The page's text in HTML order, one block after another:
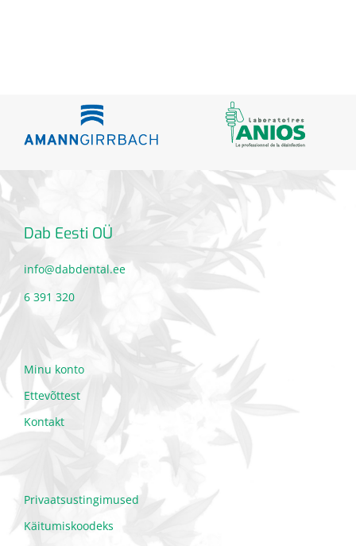
Dab Eesti OÜ
info@dabdental.ee
6 391 320
Minu konto
Ettevõttest
Kontakt
Privaatsustingimused
Käitumiskoodeks